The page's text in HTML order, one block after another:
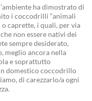
ha dimostrato di
i coccodrilli “animali
caprette, i quali, per via
non essere nativi dei
sempre desiderato,
meglio ancora nella
e soprattutto
domestico coccodrillo
di carezzarlo/a ogni